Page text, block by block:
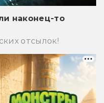
наконец-то
отсылок!